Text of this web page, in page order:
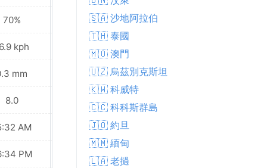
70%
kph
mm
8.0
AM
PM
69%
17.6 kph
0.0 mm
8.0
05:33 AM
06:33 PM
🇸🇦 沙地阿拉伯
🇹🇭 泰國
🇲🇴 澳門
🇺🇿 烏茲別克斯坦
🇰🇼 科威特
🇨🇨 科科斯群島
🇯🇴 約旦
🇲🇲 緬甸
🇱🇦 老撾